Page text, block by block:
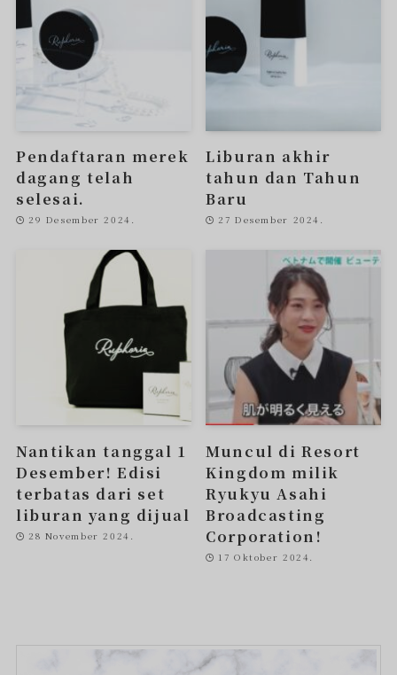
Pendaftaran merek
dagang telah
selesai.
29 Desember 2024.
Liburan akhir
tahun dan Tahun
Baru
27 Desember 2024.
Nantikan tanggal 1
Desember! Edisi
terbatas dari set
liburan yang dijual
28 November 2024.
Muncul di Resort
Kingdom milik
Ryukyu Asahi
Broadcasting
Corporation!
17 Oktober 2024.